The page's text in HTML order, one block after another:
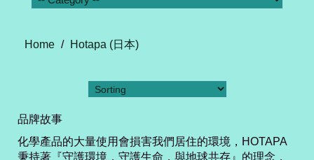
Home / Hotapa (日本)
品牌故事
化學產品的大量使用會損害我們居住的環境，HOTAPA
秉持著『守護環境，守護生命，與地球共存』的理念，